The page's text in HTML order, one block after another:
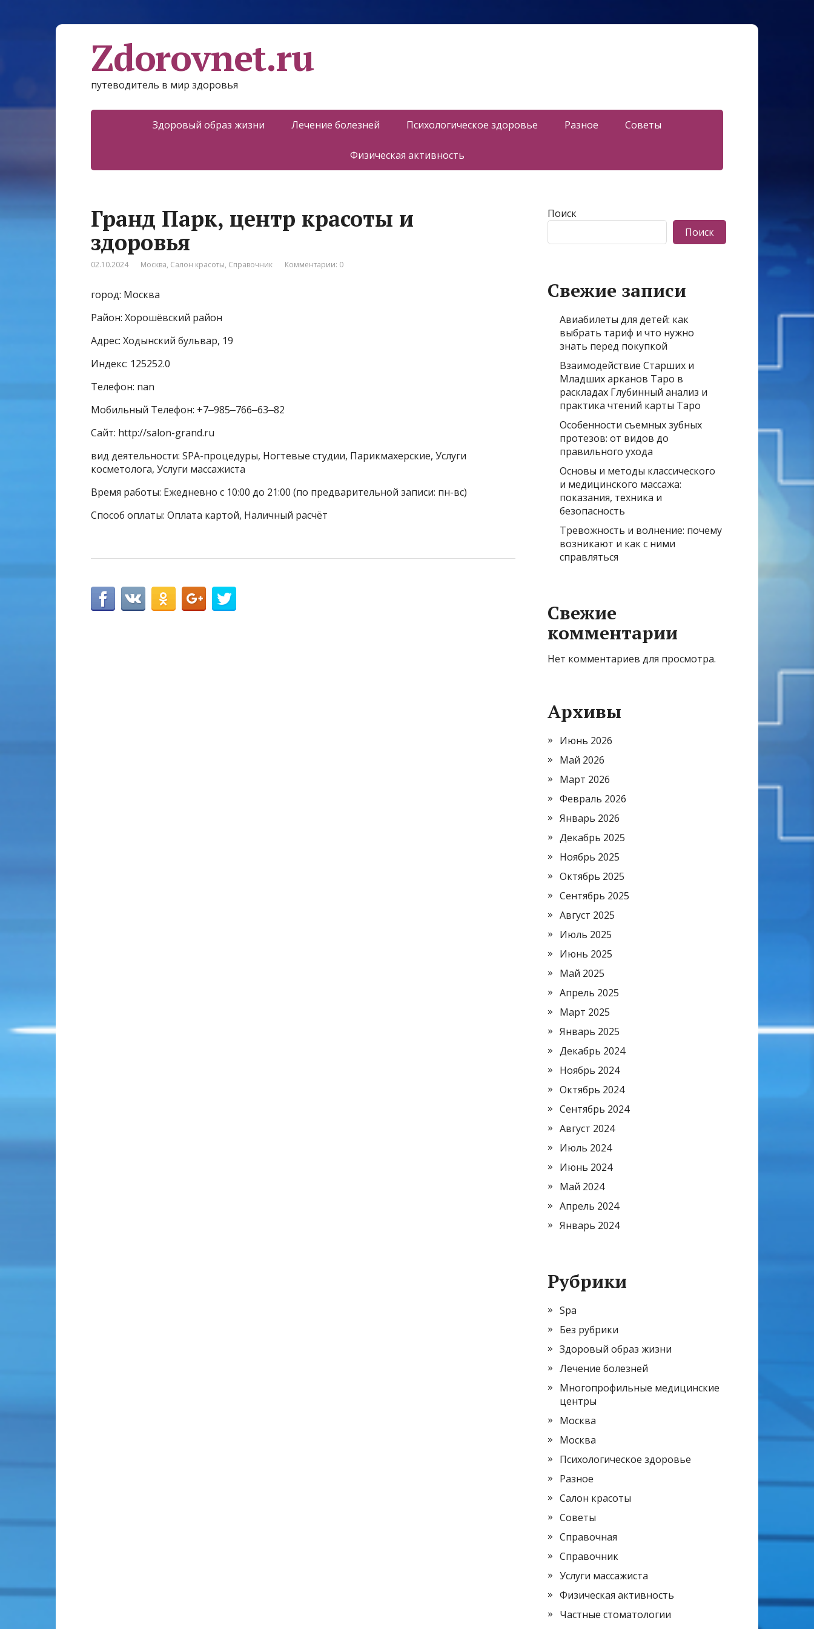
Zdorovnet.ru
путеводитель в мир здоровья
Здоровый образ жизни Лечение болезней Психологическое здоровье Разное Советы
Физическая активность
Гранд Парк, центр красоты и
здоровья
02.10.2024 Москва, Салон красоты, Справочник Комментарии: 0
город: Москва
Район: Хорошёвский район
Адрес: Ходынский бульвар, 19
Индекс: 125252.0
Телефон: nan
Мобильный Телефон: +7‒985‒766‒63‒82
Сайт: http://salon-grand.ru
вид деятельности: SPA-процедуры, Ногтевые студии, Парикмахерские, Услуги
косметолога, Услуги массажиста
Время работы: Ежедневно с 10:00 до 21:00 (по предварительной записи: пн-вс)
Способ оплаты: Оплата картой, Наличный расчёт
Поиск
Поиск
Свежие записи
Авиабилеты для детей: как
выбрать тариф и что нужно
знать перед покупкой
Взаимодействие Старших и
Младших арканов Таро в
раскладах Глубинный анализ и
практика чтений карты Таро
Особенности съемных зубных
протезов: от видов до
правильного ухода
Основы и методы классического
и медицинского массажа:
показания, техника и
безопасность
Тревожность и волнение: почему
возникают и как с ними
справляться
Свежие
комментарии
Нет комментариев для просмотра.
Архивы
Июнь 2026
Май 2026
Март 2026
Февраль 2026
Январь 2026
Декабрь 2025
Ноябрь 2025
Октябрь 2025
Сентябрь 2025
Август 2025
Июль 2025
Июнь 2025
Май 2025
Апрель 2025
Март 2025
Январь 2025
Декабрь 2024
Ноябрь 2024
Октябрь 2024
Сентябрь 2024
Август 2024
Июль 2024
Июнь 2024
Май 2024
Апрель 2024
Январь 2024
Рубрики
Spa
Без рубрики
Здоровый образ жизни
Лечение болезней
Многопрофильные медицинские
центры
Москва
Москва
Психологическое здоровье
Разное
Салон красоты
Советы
Справочная
Справочник
Услуги массажиста
Физическая активность
Частные стоматологии